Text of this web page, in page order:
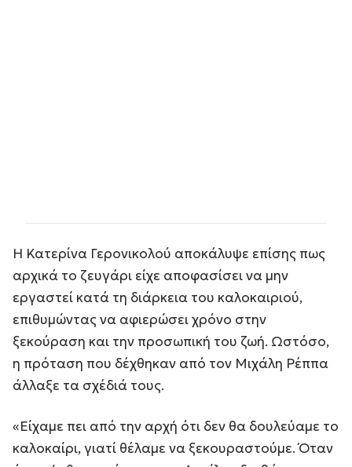
Η Κατερίνα Γερονικολού αποκάλυψε επίσης πως
αρχικά το ζευγάρι είχε αποφασίσει να μην
εργαστεί κατά τη διάρκεια του καλοκαιριού,
επιθυμώντας να αφιερώσει χρόνο στην
ξεκούραση και την προσωπική του ζωή. Ωστόσο,
η πρόταση που δέχθηκαν από τον Μιχάλη Ρέππα
άλλαξε τα σχέδιά τους.
«Είχαμε πει από την αρχή ότι δεν θα δουλεύαμε το
καλοκαίρι, γιατί θέλαμε να ξεκουραστούμε. Όταν